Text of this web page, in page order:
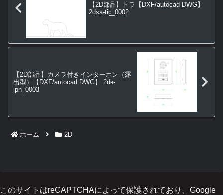
【2D部品】トラ【DXF/autocad DWG】
2dsa-tig_0002
【2D部品】カメラ付きインターホン（露
出型）【DXF/autocad DWG】 2de-
iph_0003
ホーム 2D
このサイトはreCAPTCHAによって保護されており、Google